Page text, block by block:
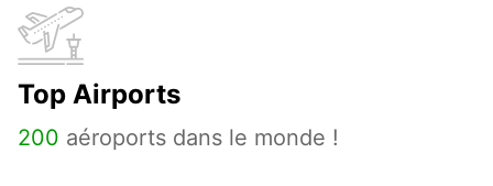
Top Airports
200 aéroports dans le monde !